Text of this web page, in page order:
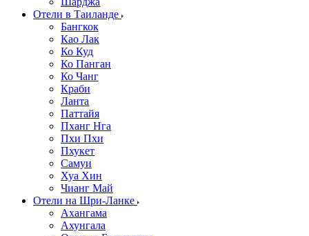
Отели в Таиланде
Бангкок
Као Лак
Ко Куд
Ко Панган
Ко Чанг
Краби
Ланта
Паттайя
Пханг Нга
Пхи Пхи
Пхукет
Самуи
Хуа Хин
Чианг Май
Отели на Шри-Ланке
Ахангама
Ахунгала